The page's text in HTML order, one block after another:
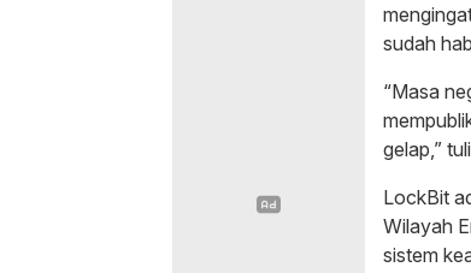
sudah
“Masa
gelap,”
LockBit
Wilayah
sistem